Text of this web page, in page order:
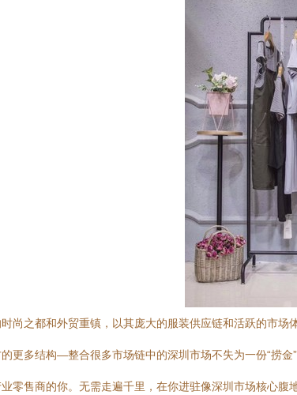
尚之都和外贸重镇，以其庞大的服装供应链和活跃的市
更多结构—整合很多市场链中的深圳市场不失为一份“捞
零售商的你。无需走遍千里，在你进驻像深圳市场核心